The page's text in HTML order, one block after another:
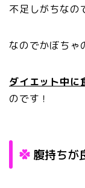
不足しがちなの
なのでかぼちゃ
ダイエット中に
のです！
腹持ちが